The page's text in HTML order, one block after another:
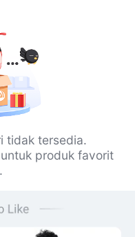
tidak tersedia.
produk favorit